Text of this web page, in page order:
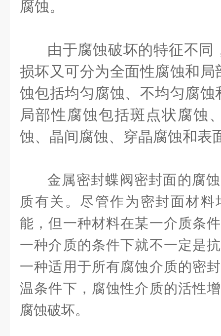
腐蚀。
由于腐蚀破坏的特征不同
损坏又可分为全面性腐蚀和局
蚀包括均匀腐蚀、不均匀腐蚀
局部性腐蚀包括斑点状腐蚀
蚀、晶间腐蚀、穿晶腐蚀和表
金属密封蝶阀密封面的腐
质有关。尽管作为密封面材
能，但一种材料在某一介质条
一种介质的条件下就不一定是
一种适用于所有腐蚀介质的密
温条件下，腐蚀性介质的活性
腐蚀破坏。